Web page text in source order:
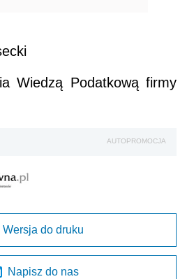
Wiedzą Podatkową firmy
AUTOPROMOCJA
Wersja do druku
Napisz do nas